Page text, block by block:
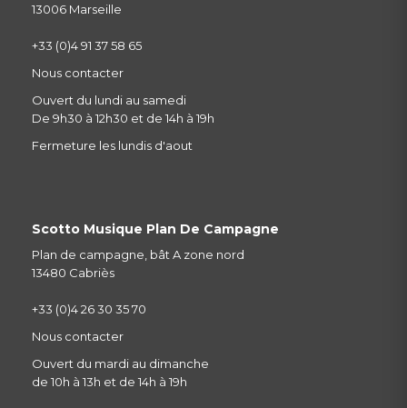
13006 Marseille
+33 (0)4 91 37 58 65
Nous contacter
Ouvert du lundi au samedi
De 9h30 à 12h30 et de 14h à 19h
Fermeture les lundis d'aout
Scotto Musique Plan De Campagne
Plan de campagne, bât A zone nord
13480 Cabriès
+33 (0)4 26 30 35 70
Nous contacter
Ouvert du mardi au dimanche
de 10h à 13h et de 14h à 19h